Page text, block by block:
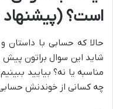
است؟ (پیشنهاد
حالا که حسابی با داستان
شاید این سوال براتون پیش
مناسبه یا نه؟ بیایید
چه کسانی از خوندنش